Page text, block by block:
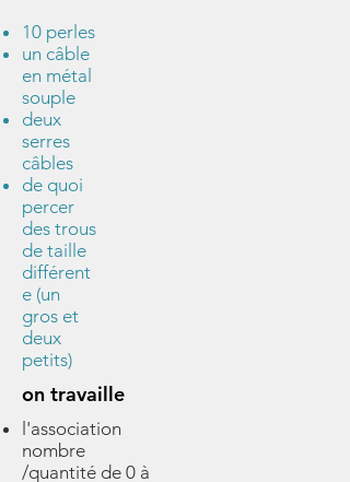
10 perles
un câble
en métal
souple
deux
serres
câbles
de quoi
percer
des trous
de taille
différent
e (un
gros et
deux
petits)
on travaille
l'association
nombre
/quantité de 0 à